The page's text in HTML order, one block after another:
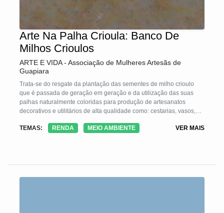
Arte Na Palha Crioula: Banco De
Milhos Crioulos
ARTE E VIDA - Associação de Mulheres Artesãs de
Guapiara
Trata-se do resgate da plantação das sementes de milho crioulo
que é passada de geração em geração e da utilização das suas
palhas naturalmente coloridas para produção de artesanatos
decorativos e utilitários de alta qualidade como: cestarias, vasos,
chapéu, revestimento em moveis entre outras peças.
TEMAS: RENDA MEIO AMBIENTE VER MAIS